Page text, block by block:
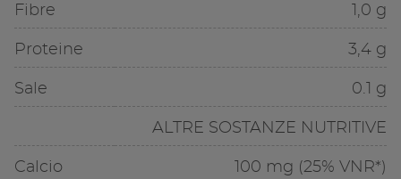
Fibre 1,0 g
Proteine 3,4 g
Sale 0.1 g
ALTRE SOSTANZE NUTRITIVE
Calcio 100 mg (25% VNR*)